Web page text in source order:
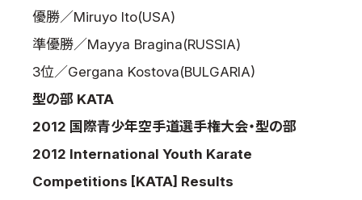
取材のお申し込み
よくある質問
本サイトについて
サイトマップ
日本語
優勝／Miruyo Ito(USA)
準優勝／Mayya Bragina(RUSSIA)
3位／Gergana Kostova(BULGARIA)
型の部 KATA
2012 国際青少年空手道選手権大会・型の部
2012 International Youth Karate
Competitions [KATA] Results